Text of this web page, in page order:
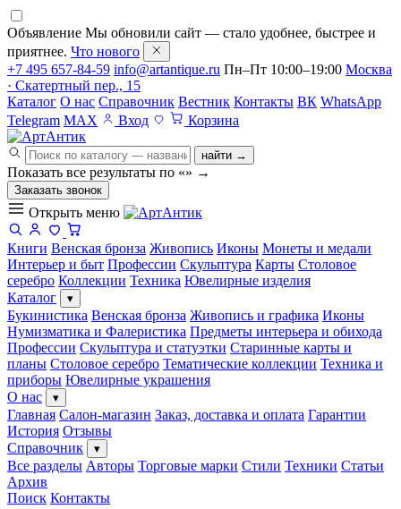
Объявление Мы обновили сайт — стало удобнее, быстрее и
приятнее. Что нового
+7 495 657-84-59 info@artantique.ru Пн–Пт 10:00–19:00 Москва
· Скатертный пер., 15
Каталог О нас Справочник Вестник Контакты ВК WhatsApp
Telegram MAX Вход Корзина
найти →
Показать все результаты по «» →
Заказать звонок
Открыть меню
Книги Венская бронза Живопись Иконы Монеты и медали
Интерьер и быт Профессии Скульптура Карты Столовое
серебро Коллекции Техника Ювелирные изделия
Каталог
▾
Букинистика Венская бронза Живопись и графика Иконы
Нумизматика и Фалеристика Предметы интерьера и обихода
Профессии Скульптура и статуэтки Старинные карты и
планы Столовое серебро Тематические коллекции Техника и
приборы Ювелирные украшения
О нас
▾
Главная Салон-магазин Заказ, доставка и оплата Гарантии
История Отзывы
Справочник
▾
Все разделы Авторы Торговые марки Стили Техники Статьи
Архив
Поиск Контакты